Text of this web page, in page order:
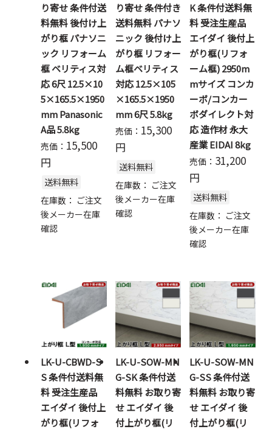
り寄せ 条件付送
料無料 後付け上
がり框 パナソニ
ック リフォーム
框 ベリティス対
応 6尺 12.5×10
5×165.5×1950
mm Panasonic
A品 5.8kg
売価： 15,500
円
送料無料
在庫数： ご注文
後メーカー在庫
確認
り寄せ 条件付き
送料無料 パナソ
ニック 後付け上
がり框 リフォー
ム框ベリティス
対応 12.5×105
×165.5×1950
mm 6尺 5.8kg
売価： 15,300
円
送料無料
在庫数： ご注文
後メーカー在庫
確認
K 条件付送料無
料 受注生産品
エイダイ 後付上
がり框(リフォ
ーム框) 2950m
mサイズ コンカ
ーボ/コンカー
ボダイレクト対
応 造作材 永大
産業 EIDAI 8kg
売価： 31,200
円
送料無料
在庫数： ご注文
後メーカー在庫
確認
LK-U-CBWD-S
S 条件付送料無
料 受注生産品
エイダイ 後付上
がり框(リフォ
LK-U-SOW-MN
G-SK 条件付送
料無料 お取り寄
せ エイダイ 後
付上がり框(リ
LK-U-SOW-MN
G-SS 条件付送
料無料 お取り寄
せ エイダイ 後
付上がり框(リ